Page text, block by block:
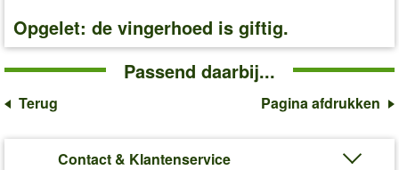
Opgelet: de vingerhoed is giftig.
Passend daarbij...
Terug Pagina afdrukken
Contact & Klantenservice